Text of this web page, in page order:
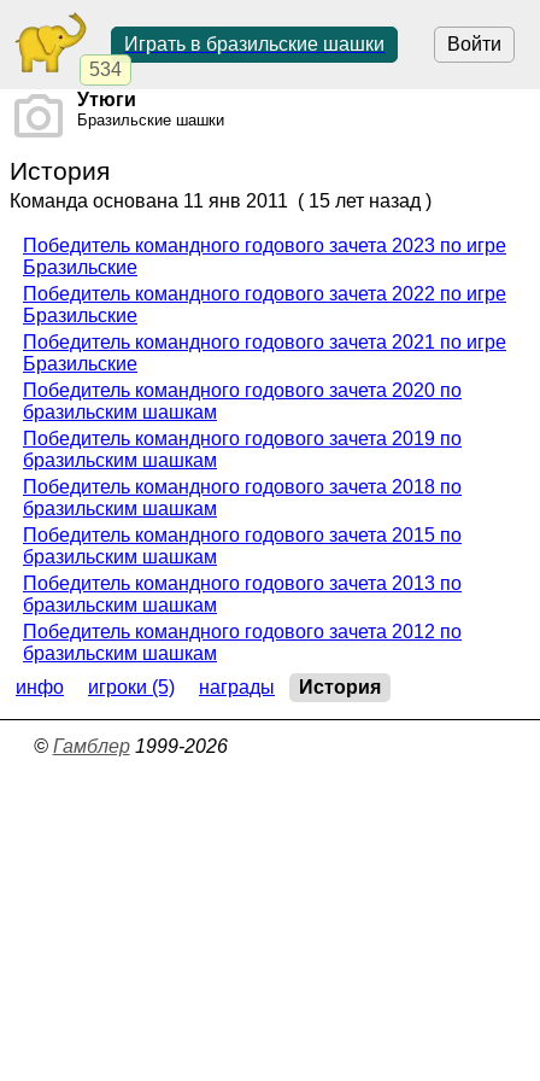
534
Войти
Играть в бразильские шашки
Утюги
Бразильские шашки
История
Команда основана 11 янв 2011 ( 15 лет назад )
Победитель командного годового зачета 2023 по игре
Бразильские
Победитель командного годового зачета 2022 по игре
Бразильские
Победитель командного годового зачета 2021 по игре
Бразильские
Победитель командного годового зачета 2020 по
бразильским шашкам
Победитель командного годового зачета 2019 по
бразильским шашкам
Победитель командного годового зачета 2018 по
бразильским шашкам
Победитель командного годового зачета 2015 по
бразильским шашкам
Победитель командного годового зачета 2013 по
бразильским шашкам
Победитель командного годового зачета 2012 по
бразильским шашкам
инфо
игроки (5) награды История
© Гамблер1999-2026